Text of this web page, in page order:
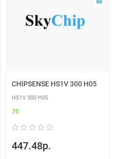
CHIPSENSE HS1V 300 H05
HS1V 300 H05
75
447.48р.